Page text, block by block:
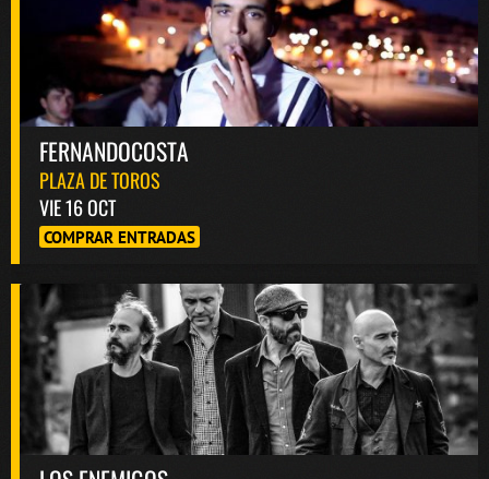
FERNANDOCOSTA
PLAZA DE TOROS
VIE 16 OCT
COMPRAR ENTRADAS